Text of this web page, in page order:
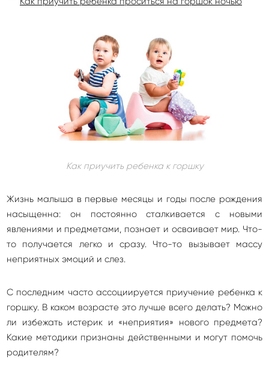
Как приучить ребенка к горшку
Жизнь малыша в первые месяцы и годы после рождения
насыщенна: он постоянно сталкивается с новыми
явлениями и предметами, познает и осваивает мир. Что-
то получается легко и сразу. Что-то вызывает массу
неприятных эмоций и слез.
С последним часто ассоциируется приучение ребенка к
горшку. В каком возрасте это лучше всего делать? Можно
ли избежать истерик и «неприятия» нового предмета?
Какие методики признаны действенными и могут помочь
родителям?